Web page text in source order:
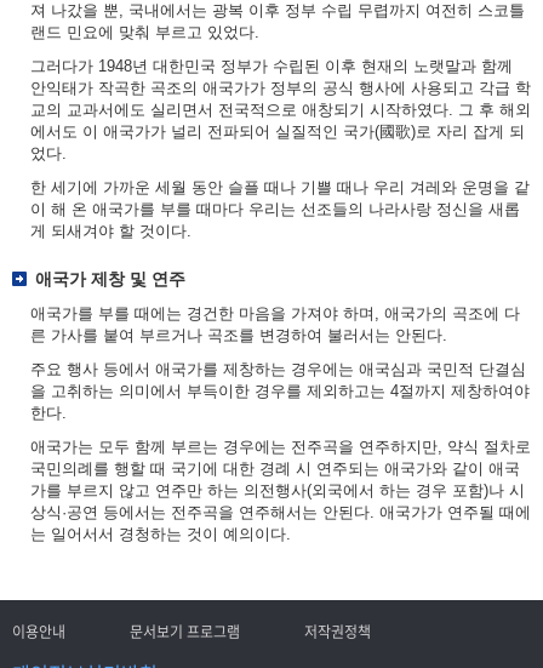
져 나갔을 뿐, 국내에서는 광복 이후 정부 수립 무렵까지 여전히 스코틀
랜드 민요에 맞춰 부르고 있었다.
그러다가 1948년 대한민국 정부가 수립된 이후 현재의 노랫말과 함께
안익태가 작곡한 곡조의 애국가가 정부의 공식 행사에 사용되고 각급 학
교의 교과서에도 실리면서 전국적으로 애창되기 시작하였다. 그 후 해외
에서도 이 애국가가 널리 전파되어 실질적인 국가(國歌)로 자리 잡게 되
었다.
한 세기에 가까운 세월 동안 슬플 때나 기쁠 때나 우리 겨레와 운명을 같
이 해 온 애국가를 부를 때마다 우리는 선조들의 나라사랑 정신을 새롭
게 되새겨야 할 것이다.
애국가 제창 및 연주
애국가를 부를 때에는 경건한 마음을 가져야 하며, 애국가의 곡조에 다
른 가사를 붙여 부르거나 곡조를 변경하여 불러서는 안된다.
주요 행사 등에서 애국가를 제창하는 경우에는 애국심과 국민적 단결심
을 고취하는 의미에서 부득이한 경우를 제외하고는 4절까지 제창하여야
한다.
애국가는 모두 함께 부르는 경우에는 전주곡을 연주하지만, 약식 절차로
국민의례를 행할 때 국기에 대한 경례 시 연주되는 애국가와 같이 애국
가를 부르지 않고 연주만 하는 의전행사(외국에서 하는 경우 포함)나 시
상식·공연 등에서는 전주곡을 연주해서는 안된다. 애국가가 연주될 때에
는 일어서서 경청하는 것이 예의이다.
이용안내 문서보기 프로그램 저작권정책